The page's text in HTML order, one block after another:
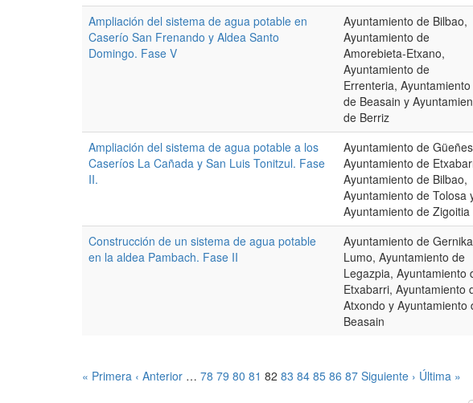
Ampliación del sistema de agua potable en
Caserío San Frenando y Aldea Santo
Domingo. Fase V
Ayuntamiento de Bilbao,
Ayuntamiento de
Amorebieta-Etxano,
Ayuntamiento de
Errenteria, Ayuntamiento
de Beasain y
de Berriz
Ampliación del sistema de agua potable a los
Caseríos La Cañada y San Luis Tonitzul. Fase
II.
Ayuntamiento de
Ayuntamiento de
Ayuntamiento de Bilbao,
Ayuntamiento de Tolosa
Ayuntamiento de Zigoitia
Construcción de un sistema de agua potable
en la aldea Pambach. Fase II
Ayuntamiento de
Lumo, Ayuntamiento de
Legazpia, Ayuntamiento
Etxabarri, Ayuntamiento
Atxondo y Ayuntamiento
Beasain
« Primera ‹ Anterior … 78 79 80 81 82 83 84 85 86 87 Siguiente › Última »